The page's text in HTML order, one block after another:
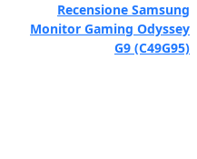
Recensione Samsung
Monitor Gaming Odyssey
G9 (C49G95)